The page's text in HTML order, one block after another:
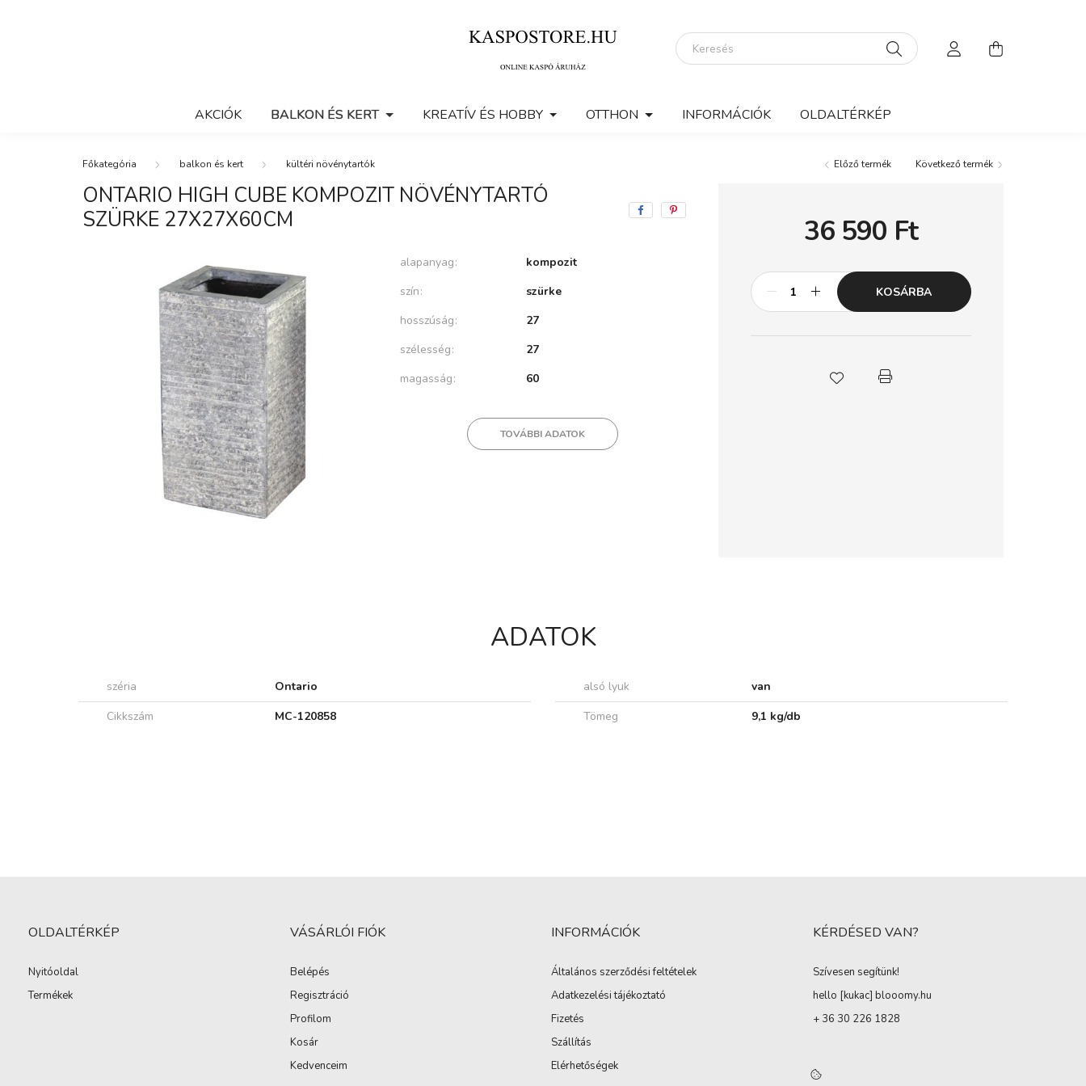
AKCIÓK BALKON ÉS KERT KREATÍV ÉS HOBBY OTTHON INFORMÁCIÓK OLDALTÉRKÉP
balkon és kert kültéri növénytartók Előző termék Következő termék
ONTARIO HIGH CUBE KOMPOZIT NÖVÉNYTARTÓ
SZÜRKE 27X27X60CM
alapanyag
kompozit
szín
szürke
hosszúság
27
szélesség
27
magasság
60
TOVÁBBI ADATOK
36 590 Ft
KOSÁRBA
ADATOK
széria Ontario alsó lyuk
van
Cikkszám
MC-120858 Tömeg 9,1 kg/db
OLDALTÉRKÉP
Nyitóoldal
Termékek
VÁSÁRLÓI FIÓK
Belépés
Regisztráció
Profilom
Kosár
Kedvenceim
INFORMÁCIÓK
Általános szerződési feltételek
Adatkezelési tájékoztató
Fizetés
Szállítás
Elérhetőségek
KÉRDÉSED VAN?
Szívesen segítünk!
hello [kukac] blooomy.hu
+ 36 30 226 1828